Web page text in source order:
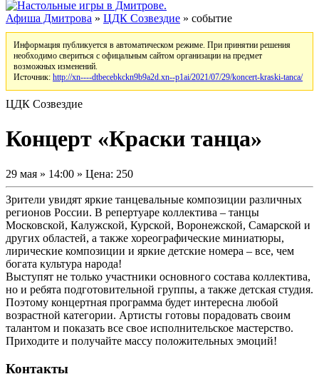
Афиша Дмитрова » ЦДК Созвездие » событие
Информация публикуется в автоматическом режиме. При принятии решения
необходимо свериться с офицальным сайтом организации на предмет
возможных изменений.
Источник: http://xn----dtbecebkckn9b9a2d.xn--p1ai/2021/07/29/koncert-kraski-tanca/
ЦДК Созвездие
Концерт «Краски танца»
29 мая » 14:00 » Цена: 250
Зрители увидят яркие танцевальные композиции различных
регионов России. В репертуаре коллектива – танцы
Московской, Калужской, Курской, Воронежской, Самарской и
других областей, а также хореографические миниатюры,
лирические композиции и яркие детские номера – все, чем
богата культура народа!
Выступят не только участники основного состава коллектива,
но и ребята подготовительной группы, а также детская студия.
Поэтому концертная программа будет интересна любой
возрастной категории. Артисты готовы порадовать своим
талантом и показать все свое исполнительское мастерство.
Приходите и получайте массу положительных эмоций!
Контакты